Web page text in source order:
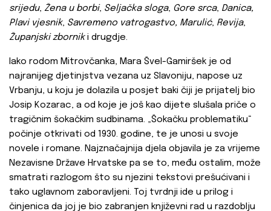
srijedu, Žena u borbi, Seljačka sloga, Gore srca, Danica,
Plavi vjesnik, Savremeno vatrogastvo, Marulić, Revija,
Županjski zborniki drugdje.
Iako rodom Mitrovčanka, Mara Švel-Gamiršek je od
najranijeg djetinjstva vezana uz Slavoniju, napose uz
Vrbanju, u koju je dolazila u posjet baki čiji je prijatelj bio
Josip Kozarac, a od koje je još kao dijete slušala priče o
tragičnim šokačkim sudbinama. „Šokačku problematiku“
počinje otkrivati od 1930. godine, te je unosi u svoje
novele i romane. Najznačajnija djela objavila je za vrijeme
Nezavisne Države Hrvatske pa se to, među ostalim, može
smatrati razlogom što su njezini tekstovi prešućivani i
tako uglavnom zaboravljeni. Toj tvrdnji ide u prilog i
činjenica da joj je bio zabranjen književni rad u razdoblju